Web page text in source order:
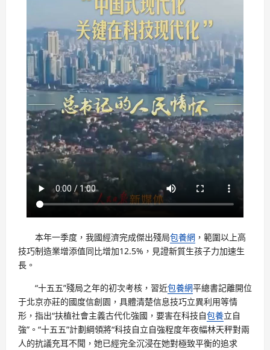
本年一季度，我國經濟完成傑出殘局包養網 ，範圍以上高
技巧制造業增添值同比增加12.5%，見證新質生孩子力加速生
長。
“十五五”殘局之年的初次考核，習近包養網平總書記離開位
于北京亦莊的國度信創園，具體清楚信息技巧立異利用等情
形，指出“扶植社會主義古代化強國，要害在科技自包養立自
強”。“十五五”計劃綱領將“科技自立自強程度年夜幅林天秤對兩
人的抗議充耳不聞，她已經完全沉浸在她對極致平衡的追求